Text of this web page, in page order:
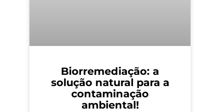
Biorremediação: a
solução natural para a
contaminação
ambiental!